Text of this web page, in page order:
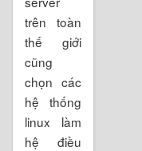
trên toàn
thế giới
cũng
chọn các
hệ thống
linux làm
hệ điều